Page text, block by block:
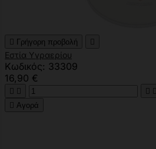
 Γρήγορη προβολή 
Εστία Υγραερίου
Κωδικός: 33309
16,90 €
   
 Αγορά